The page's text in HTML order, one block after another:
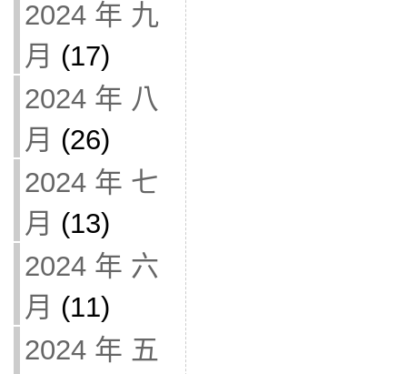
2024 年 九
月 (17)
2024 年 八
月 (26)
2024 年 七
月 (13)
2024 年 六
月 (11)
2024 年 五